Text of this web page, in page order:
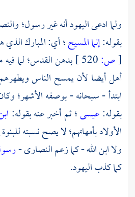
ولما ادعى اليهود أنه غير رسول؛
بقوله:إنما المسيح؛ أي: المبارك
[ص:
بدهن القدس؛ لما
أهل أيضا لأن يمسح الناس
ابتدأ - سبحانه - بوصفه الأشهر؛
بقوله:عيسى؛ ثم أخبر عنه بقوله:
الأولاد بأمهاتهم؛ لا يصح نسبته
ولا ابن الله - كما زعم النصارى -
كما كذب اليهود.